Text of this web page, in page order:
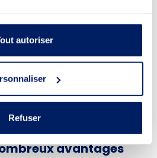
autoriser
Refuser
sur place, c’est autant d’électricité
de transport, évitant ainsi les
consommateurs à une production
dans une logique d’intelligence
avantages